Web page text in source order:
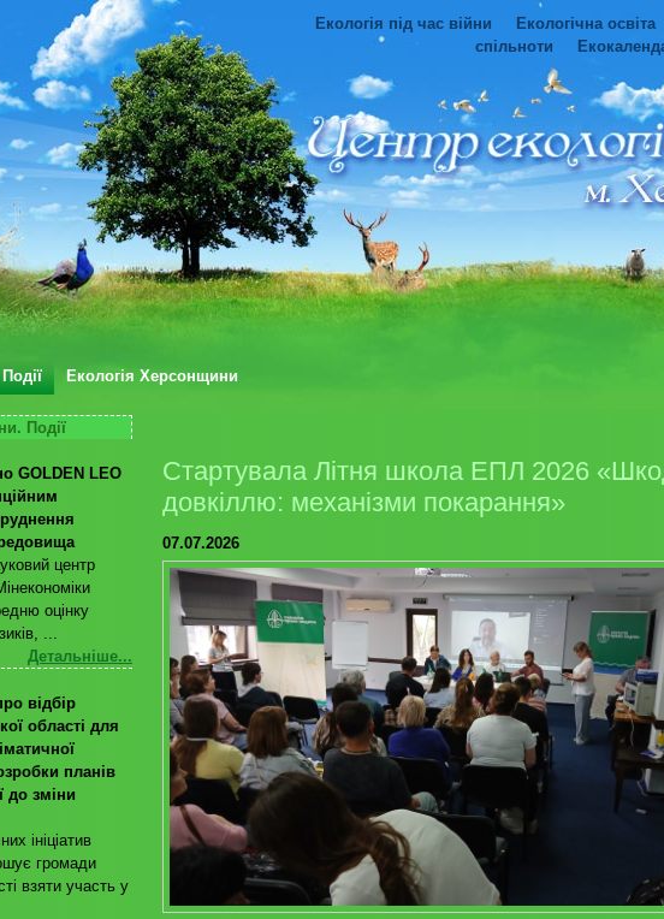
Екологія під час війни Екологічна освіта
спільноти
Екологія Херсонщини
Події
GOLDEN LEO
центр
оцінку
...
Детальніше...
відбір
області для
планів
до зміни
ініціатив
громади
взяти участь у
Стартувала Літня школа ЕПЛ 2026
довкіллю: механізми покарання»
07.07.2026